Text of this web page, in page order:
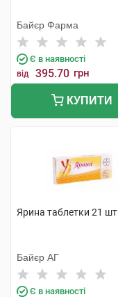
Байєр Фарма
Є в наявності
від 395.70 грн
КУПИТИ
Ярина таблетки 21 шт
Байєр АГ
Є в наявності